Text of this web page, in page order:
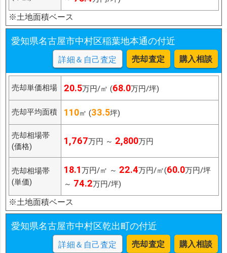
※土地面積ベース
愛知県名古屋市中村区稲葉地本通の付近
詳細＆自己査定 売却査定 購入相談
売却単価相場 20.5万円/㎡ (68.0万円/坪)
売却平均面積 110㎡ (33.5坪)
売却相場帯
(価格)
1,767万円 ～ 2,800万円
売却相場帯
(単価)
18.1万円/㎡ ～ 22.4万円/㎡(60.0万円/坪
～ 74.2万円/坪)
※土地面積ベース
愛知県名古屋市中村区乾出町の付近
詳細＆自己査定 売却査定 購入相談